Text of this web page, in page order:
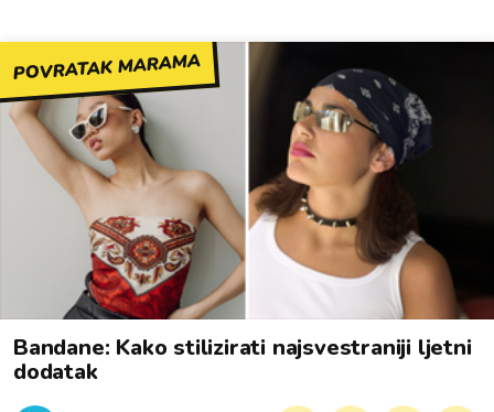
POVRATAK MARAMA
Bandane: Kako stilizirati najsvestraniji ljetni
dodatak